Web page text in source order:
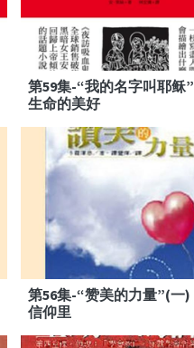
第59集-“我的名字叫耶稣
生命的美好
第56集-“赞美的力量”(一)
信仰里